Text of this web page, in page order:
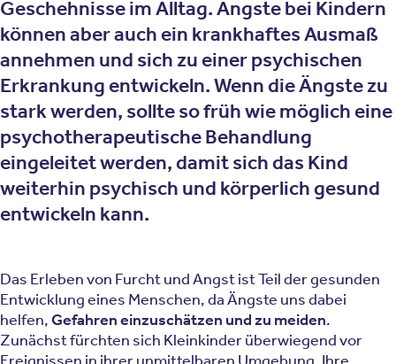
Geschehnisse im Alltag. Ängste bei Kindern
können aber auch ein krankhaftes Ausmaß
annehmen und sich zu einer psychischen
Erkrankung entwickeln. Wenn die Ängste zu
stark werden, sollte so früh wie möglich eine
psychotherapeutische Behandlung
eingeleitet werden, damit sich das Kind
weiterhin psychisch und körperlich gesund
entwickeln kann.
Das Erleben von Furcht und Angst ist Teil der gesunden
Entwicklung eines Menschen, da Ängste uns dabei
helfen,Gefahren einzuschätzen und zu meiden.
Zunächst fürchten sich Kleinkinder überwiegend vor